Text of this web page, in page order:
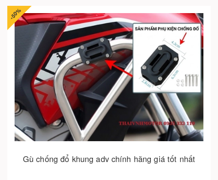
-50%
Gù chống đổ khung adv chính hãng giá tốt nhất
Cho vào giỏ hàng